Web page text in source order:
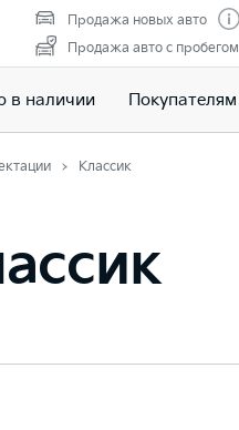
Продажа новых авто
Продажа авто с пробегом
в наличии Покупателям
Классик